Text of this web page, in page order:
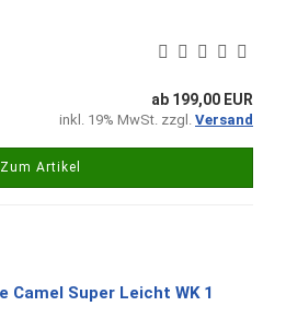
ab 199,00 EUR
inkl. 19% MwSt. zzgl. Versand
Zum Artikel